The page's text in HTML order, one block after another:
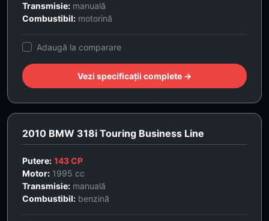
Transmisie: manuală
Combustibil: motorină
Adaugă la comparare
Vezi specificații complete →
2010 BMW 318i Touring Business Line
Putere: 143 CP
Motor: 1995 cc
Transmisie: manuală
Combustibil: benzină